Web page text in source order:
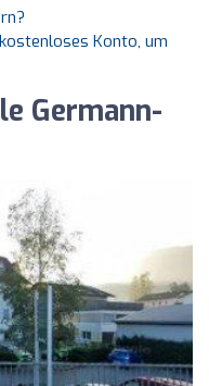
Konto, um
Germann-